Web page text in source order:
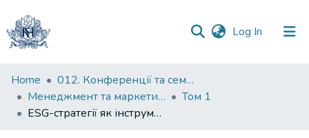
Log In (current)
Communities
&
Collections
Home
012. Конференції та семінари НаУКМА
Менеджмент та маркетинг як фактори розвитку бізнесу : матеріали ІV Міжнародної науково-практичної конференції 15-17 квітня 2026 р.
Том 1
ESG-стратегії як інструмент стратегічного менеджменту бізнесу